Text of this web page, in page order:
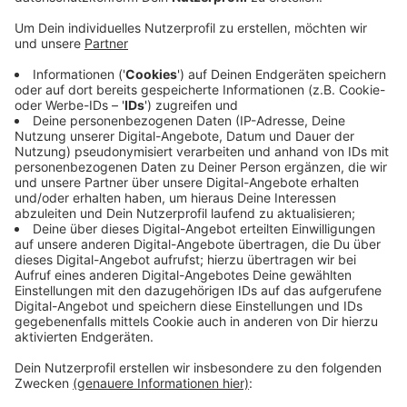
blockieren weiter die Bahnstrecke. Die Stadt hatte
die Arbeiten in Auftrag gegeben. Weil das Geld für
die Sanierung fehlte, sollte die Brücke über
zahlreiche Nächte verteilt abgerissen werden.
Bahn und Stadt sind jetzt gemeinsam vor Ort. Ein
Gutachter soll die Schäden zunächst prüfen. Der
Fernverkehr wird weiter umgeleitet.
Regionalbahnen und S-Bahnen fallen hier
größtenteils aus. Vereinzelt fahren Züge noch bis
zum Hauptbahnhof und bis Oberbarmen und
kehren wieder um. Zwischen Oberbarmen und
Hauptbahnhof sind auch Ersatzbusse unterwegs.
Veröffentlicht:Freitag, 28.08.2020 05:50
Anzeige